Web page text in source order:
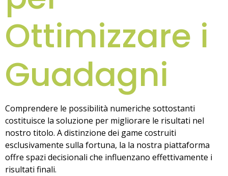
Ottimizzare i
Guadagni
Comprendere le possibilità numeriche sottostanti
costituisce la soluzione per migliorare le risultati nel
nostro titolo. A distinzione dei game costruiti
esclusivamente sulla fortuna, la la nostra piattaforma
offre spazi decisionali che influenzano effettivamente i
risultati finali.